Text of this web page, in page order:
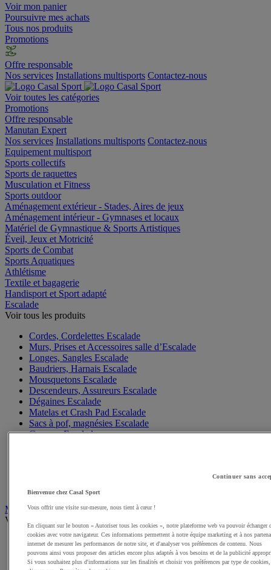
Voir mon panier
Poursuivre mes achats
Tous nos produits
Promotions
Offre responsable
Nos services Installations multisports Contactez-nous
Voir toutes les catégories
Promotions
Offre responsable
Manutan Expert
Nos services Installations multisports Contactez-nous
Equipement multisport
Sports collectifs
Sports de raquettes
Musculation et Fitness
Sports outdoor
Aménagement extérieur - Stades, Aires de jeux
Aménagement intérieur - Gymnases et locaux
Matériel de Gymnastique & Sports Artistiques
Éveil, Jeux et Motricité
Sports de Combat
Sports Aquatiques
Athlétisme
Textile et bagagerie
Handisport et Sport adapté
Escalade
Voir tous les produits
Cordes, Cordelettes Escalade
Murs, Prises et Accessoires salle d’Escalade
Longes, Sangles Escalade
Baudriers, Harnais Escalade
Mousquetons Escalade
Descendeurs, Assureurs Escalade
Dégaines Escalade
Matelas et Crash Pad Escalade
Sacs à pof, magnésies Escalade
Casques Escalade
Sacs Escalade
Mobilité Urbaine
Voir tous les produits
Skateboards, rollers
Vélos
Casques Vélo
Continuer sans
Bienvenue chez Casal Sport
Vous offrir une visite sur-mesure, nous tient à cœur !
En cliquant sur le bouton « Autoriser tous les cookies », notre plateforme web va pouvoir échanger
cookies avec votre navigateur. Ces informations permettent à notre équipe marketing et à nos
internet de mesurer les performances de notre site, et d'analyser vos préférences de contenu. Nous
pouvons ainsi vous proposer des articles encore plus adaptés à vos besoins et de la publicité
Si vous souhaitez plus d'informations sur les finalités et choisir vos préférences par type de cookies,